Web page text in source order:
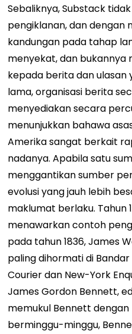
Sebaliknya, Substack
pengiklanan, dan dengan
kandungan pada tahap
menyekat, dan bukannya
kepada berita dan ulasan
lama, organisasi berita
menyediakan secara
menunjukkan bahawa
Amerika sangat berkait
nadanya. Apabila satu
menggantikan sumber
evolusi yang jauh lebih
maklumat berlaku. Tahun
menawarkan contoh
pada tahun 1836, James
paling dihormati di Bandar
Courier dan New-York
James Gordon Bennett,
memukul Bennett
berminggu-minggu,